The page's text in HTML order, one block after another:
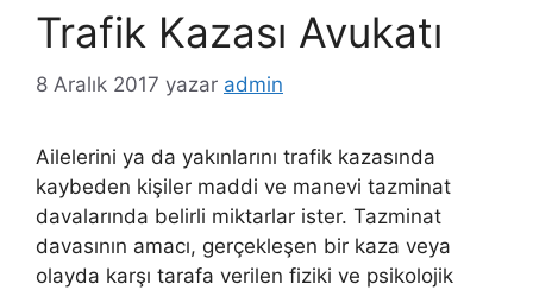
Trafik Kazası Avukatı
8 Aralık 2017 yazar admin
Ailelerini ya da yakınlarını trafik kazasında
kaybeden kişiler maddi ve manevi tazminat
davalarında belirli miktarlar ister. Tazminat
davasının amacı, gerçekleşen bir kaza veya
olayda karşı tarafa verilen fiziki ve psikolojik